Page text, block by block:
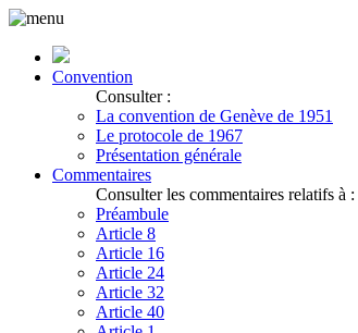
Convention
Consulter :
La convention de Genève de 1951
Le protocole de 1967
Présentation générale
Commentaires
Consulter les commentaires relatifs à :
Préambule
Article 8
Article 16
Article 24
Article 32
Article 40